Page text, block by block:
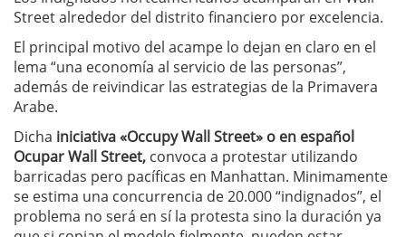
Street alrededor del distrito financiero por excelencia.
El principal motivo del acampe lo dejan en claro en el
lema “una economía al servicio de las personas”,
además de reivindicar las estrategias de la Primavera
Arabe.
Dicha iniciativa «Occupy Wall Street» o en español
Ocupar Wall Street, convoca a protestar utilizando
barricadas pero pacíficas en Manhattan. Minimamente
se estima una concurrencia de 20.000 “indignados”, el
problema no será en sí la protesta sino la duración ya